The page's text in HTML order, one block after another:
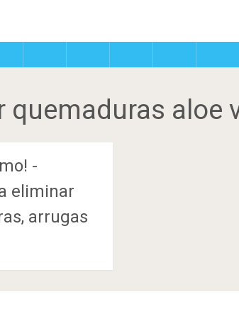
quemaduras aloe
-
eliminar
arrugas